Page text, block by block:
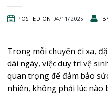
POSTED ON 04/11/2025
Trong mỗi chuyến đi xa,
dài ngày, việc duy trì vệ
quan trọng để đảm bảo
nhiên, không phải lúc nào